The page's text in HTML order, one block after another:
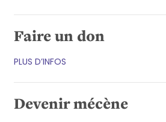
Faire un don
PLUS D’INFOS
Devenir mécène